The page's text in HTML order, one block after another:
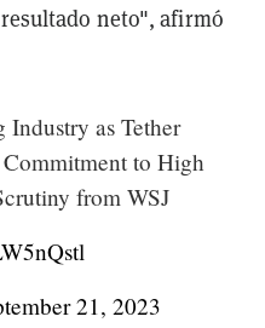
neto", afirmó
as Tether
to High
from WSJ
21, 2023